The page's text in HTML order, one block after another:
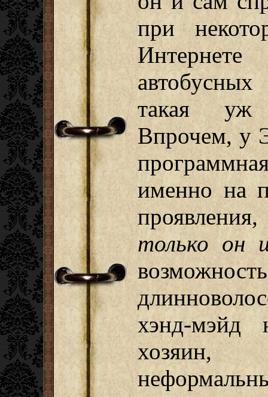
при
такая уж
Впрочем, у
именно на
только он
хэнд-мэйд
хозяин,